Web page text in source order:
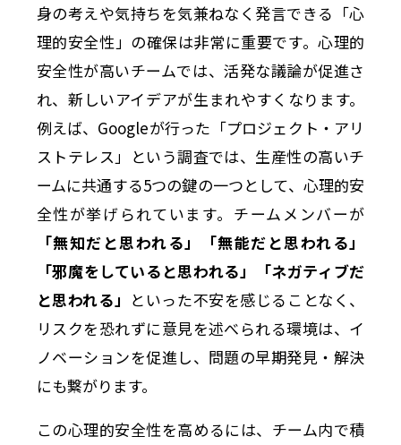
身の考えや気持ちを気兼ねなく発言できる「心
理的安全性」の確保は非常に重要です。心理的
安全性が高いチームでは、活発な議論が促進さ
れ、新しいアイデアが生まれやすくなります。
例えば、Googleが行った「プロジェクト・アリ
ストテレス」という調査では、生産性の高いチ
ームに共通する5つの鍵の一つとして、心理的安
全性が挙げられています。チームメンバーが
「無知だと思われる」「無能だと思われる」
「邪魔をしていると思われる」「ネガティブだ
と思われる」 といった不安を感じることなく、
リスクを恐れずに意見を述べられる環境は、イ
ノベーションを促進し、問題の早期発見・解決
にも繋がります。
この心理的安全性を高めるには、チーム内で積